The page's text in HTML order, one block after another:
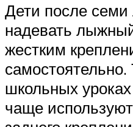
Дети после семи
надевать
жестким
школьных
чаще